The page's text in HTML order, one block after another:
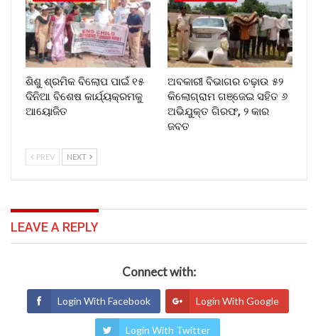
ଶିଶୁ ଶ୍ରମିକ ବିଲୋପ ପାଇଁ ୧୫
ଦିନିଆ ବିଶେଷ କାର୍ଯ୍ୟକ୍ରମକୁ
ଆୟୋଜିତ
ଅବକାରୀ ବିଭାଗର ଚଢ଼ାଉ ୫୨
କିଲୋଗ୍ରାମ ଗଞ୍ଜେଇ ସହିତ ୬
ଅଭିଯୁକ୍ତ ଗିରଫ, ୨ କାର
ଜବତ
PREV NEXT
LEAVE A REPLY
Connect with:
Login With Facebook Login With Google
Login With Twitter